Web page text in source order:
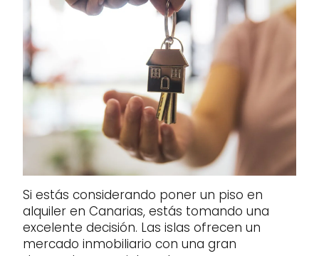
Si estás considerando poner un piso en
alquiler en Canarias, estás tomando una
excelente decisión. Las islas ofrecen un
mercado inmobiliario con una gran